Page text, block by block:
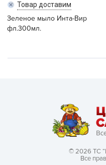
Товар доставим
Зеленое мыло Инта-Вир
фл.300мл.
© 2026 ТС
Все